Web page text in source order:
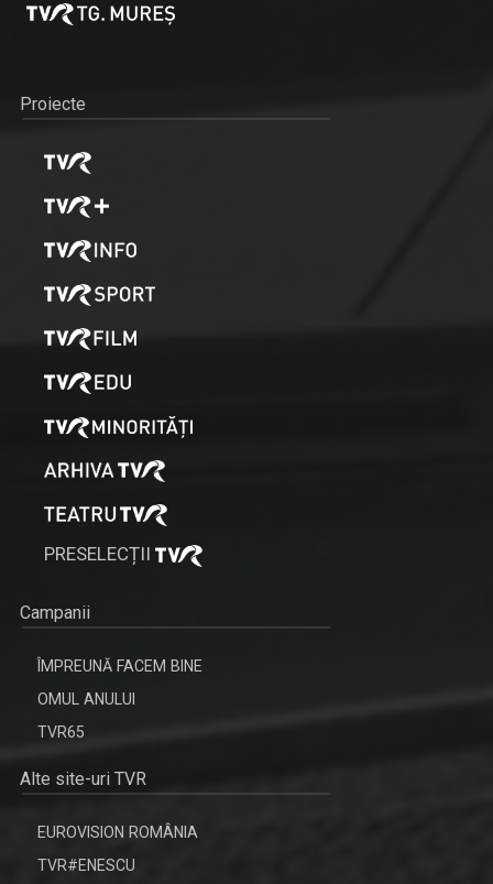
Proiecte
PRESELECȚII
Campanii
ÎMPREUNĂ FACEM BINE
OMUL ANULUI
TVR65
Alte site-uri TVR
EUROVISION ROMÂNIA
TVR#ENESCU